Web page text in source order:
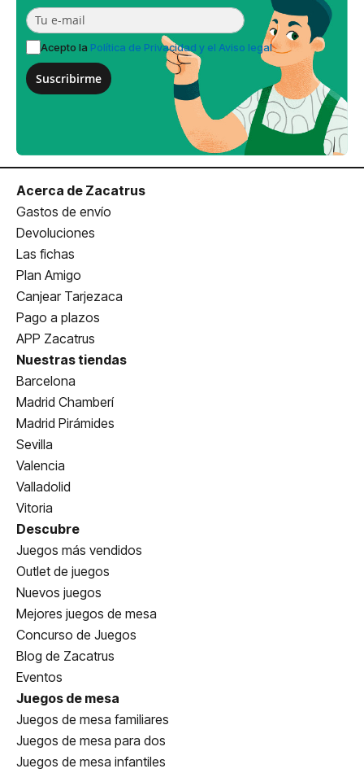
Acepto la Política de Privacidad y el Aviso legal
Suscribirme
Acerca de Zacatrus
Gastos de envío
Devoluciones
Las fichas
Plan Amigo
Canjear Tarjezaca
Pago a plazos
APP Zacatrus
Nuestras tiendas
Barcelona
Madrid Chamberí
Madrid Pirámides
Sevilla
Valencia
Valladolid
Vitoria
Descubre
Juegos más vendidos
Outlet de juegos
Nuevos juegos
Mejores juegos de mesa
Concurso de Juegos
Blog de Zacatrus
Eventos
Juegos de mesa
Juegos de mesa familiares
Juegos de mesa para dos
Juegos de mesa infantiles